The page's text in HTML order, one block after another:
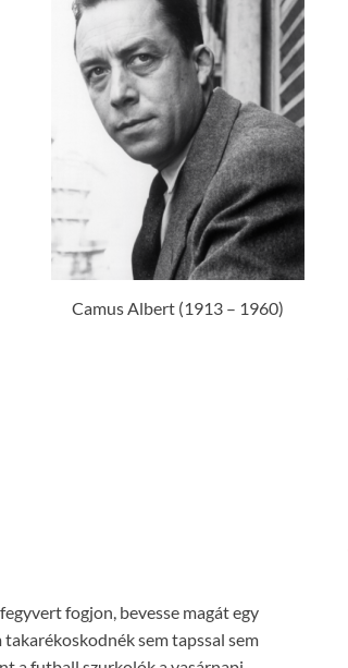
Camus Albert (1913 – 1960)
fogjon, bevesse magát egy
sem tapssal sem